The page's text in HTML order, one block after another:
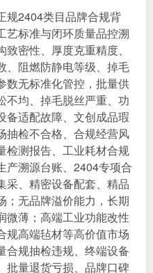
规2404类目品牌合规背
艺标准与闭环质量品控溯
密性、厚度克重精度、
、阻燃防静电等级、掉毛
数无标准化管控，批量供
不均、掉毛脱丝严重、功
备适配故障、文创成品瑕
抽检不合格、合规经营风
检测报告、工业耗材合规
产溯源台账、2404专项合
采、精密设备配套、精品
；无品牌溢价能力，长期
微薄；高端工业功能改性
规高端毡材等高价值市场
合规抽检违规、终端设备
批量退货亏损、品牌口碑